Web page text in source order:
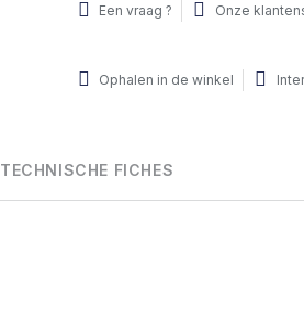
Een vraag ? Onze
Ophalen in de winkel
TECHNISCHE FICHES